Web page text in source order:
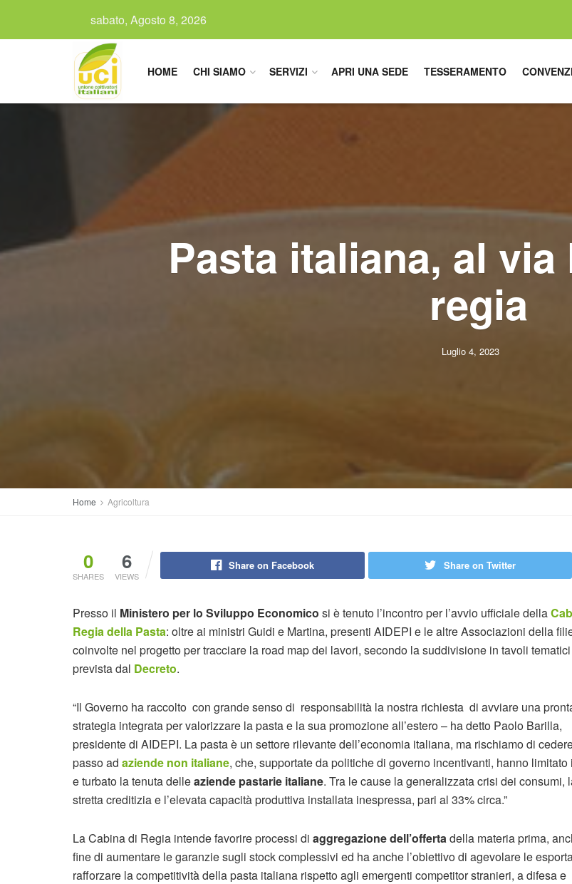
sabato, Agosto 8, 2026
HOME CHI SIAMO SERVIZI APRI UNA SEDE TESSERAMENTO
Pasta italiana, al
regia
Luglio 4, 2023
Home Agricoltura
0
SHARES
6
VIEWS
Share on Facebook Share on Twitter
Presso il Ministero per lo Sviluppo Economico si è tenuto l’incontro per l’avvio ufficiale della
Regia della Pasta: oltre ai ministri Guidi e Martina, presenti AIDEPI e le altre Associazioni della
coinvolte nel progetto per tracciare la road map dei lavori, secondo la suddivisione in tavoli tematici
prevista dal Decreto.
“Il Governo ha raccolto con grande senso di responsabilità la nostra richiesta di avviare una
strategia integrata per valorizzare la pasta e la sua promozione all’estero – ha detto Paolo Barilla,
presidente di AIDEPI. La pasta è un settore rilevante dell’economia italiana, ma rischiamo di
passo ad aziende non italiane, che, supportate da politiche di governo incentivanti, hanno limitato
e turbato la tenuta delleaziende pastarie italiane. Tra le cause la generalizzata crisi dei consumi,
stretta creditizia e l’elevata capacità produttiva installata inespressa, pari al 33% circa.”
La Cabina di Regia intende favorire processi di aggregazione dell’offertadella materia prima,
fine di aumentare le garanzie sugli stock complessivi ed ha anche l’obiettivo di agevolare le
rafforzare la competitività della pasta italiana rispetto agli emergenti competitor stranieri, a difesa e